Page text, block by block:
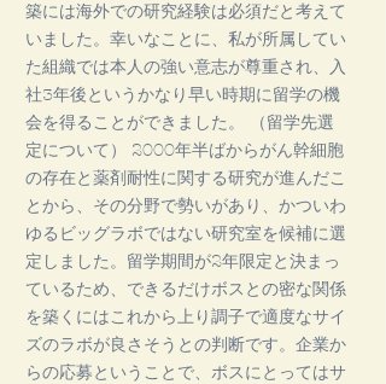
築には海外での研究経験は必須だと考えて
いました。幸いなことに、私が所属してい
た組織では本人の強い意志が尊重され、入
社3年後というかなり早い時期に留学の機
会を得ることができました。 （留学先選
定について） 2000年半ばからがん幹細胞
の存在と薬剤耐性に関する研究が進んだこ
とから、その分野で勢いがあり、かついわ
ゆるビッグラボではない研究室を候補に選
定しました。留学期間が2年限定と決まっ
ているため、できるだけボスとの密な関係
を築くにはこれから上り調子で適度なサイ
ズのラボが良さそうとの判断です。企業か
らの応募ということで、ボスにとってはサ